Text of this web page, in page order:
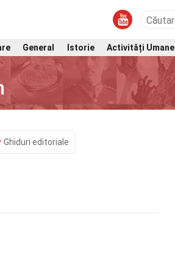
General Istorie Activități Umane
Ghiduri editoriale